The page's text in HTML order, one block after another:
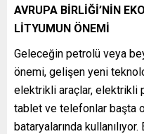
AVRUPA BİRLİĞİ’NİN
LİTYUMUN ÖNEMİ
Geleceğin petrolü veya
önemi, gelişen yeni
elektrikli araçlar, elektrikli
tablet ve telefonlar başta
bataryalarında